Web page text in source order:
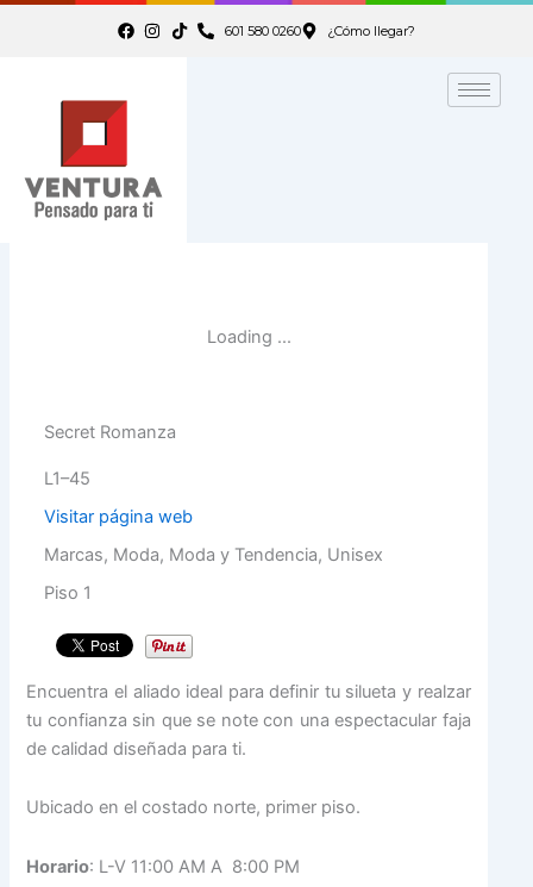
601 580 0260 ¿Cómo llegar?
Secret Romanza
L1–45
Visitar página web
Marcas, Moda, Moda y Tendencia, Unisex
Piso 1
Encuentra el aliado ideal para definir tu silueta y realzar
tu confianza sin que se note con una espectacular faja
de calidad diseñada para ti.
Ubicado en el costado norte, primer piso.
Horario: L-V 11:00 AM A 8:00 PM